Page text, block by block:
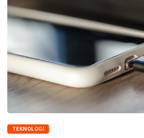
TEKNOLOGI